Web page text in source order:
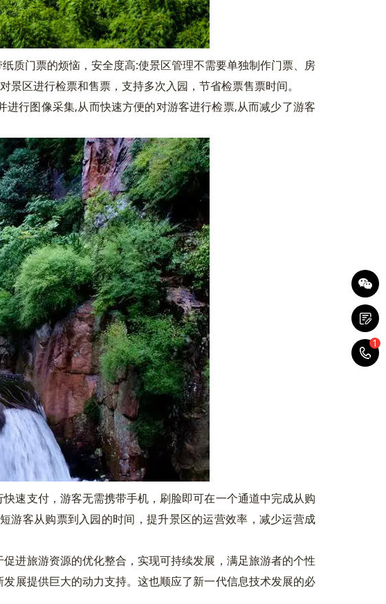
门票的烦恼，安全度高:使景区管理不需要单独制作门票、房
区进行检票和售票，支持多次入园，节省检票售票时间。
行图像采集,从而快速方便的对游客进行检票,从而减少了游客
支付，游客无需携带手机，刷脸即可在一个通道中完成从购
游客从购票到入园的时间，提升景区的运营效率，减少运营成
旅游资源的优化整合，实现可持续发展，满足旅游者的个性
展提供巨大的动力支持。这也顺应了新一代信息技术发展的必
1